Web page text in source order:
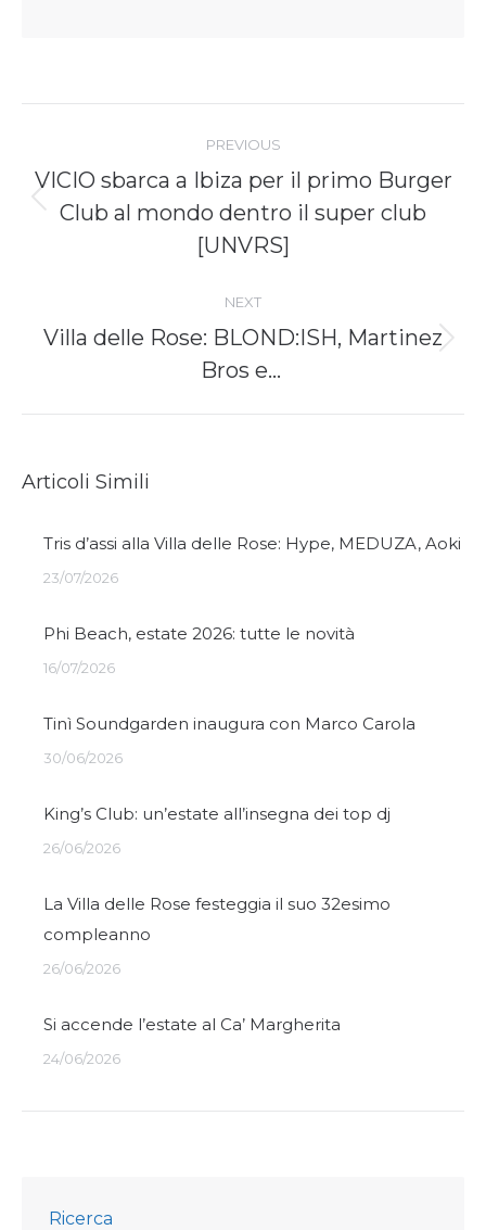
PREVIOUS
Previous
post:
VICIO sbarca a Ibiza per il primo Burger
Club al mondo dentro il super club
[UNVRS]
NEXT
Next
post:
Villa delle Rose: BLOND:ISH, Martinez
Bros e…
Articoli Simili
Tris d’assi alla Villa delle Rose: Hype, MEDUZA, Aoki
23/07/2026
Phi Beach, estate 2026: tutte le novità
16/07/2026
Tinì Soundgarden inaugura con Marco Carola
30/06/2026
King’s Club: un’estate all’insegna dei top dj
26/06/2026
La Villa delle Rose festeggia il suo 32esimo
compleanno
26/06/2026
Si accende l’estate al Ca’ Margherita
24/06/2026
Ricerca